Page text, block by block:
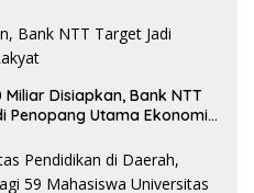
Miliar Disiapkan, Bank NTT
Penopang Utama Ekonomi